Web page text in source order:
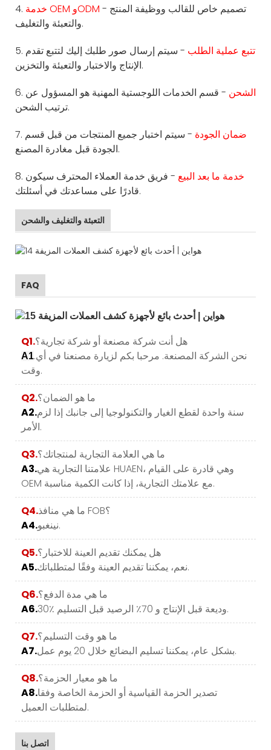
4. خدمة OEM وODM - تصميم خاص للقالب ووظيفة المنتج
والتعبئة والتغليف.
5.
تتبع عملية الطلب - سيتم إرسال صور طلبك إليك لتتبع تقدم
الإنتاج والاختبار والتعبئة والتخزين.
6.
الشحن - قسم الخدمات اللوجستية المهنية هو المسؤول عن
ترتيب الشحن.
7.
ضمان الجودة - سيتم اختبار جميع المنتجات من قبل قسم
الجودة قبل مغادرة المصنع.
8.
خدمة ما بعد البيع - فريق خدمة العملاء المحترف سيكون
قادرًا على مساعدتك في أسئلتك.
التعبئة والتغليف والشحن
FAQ
Q1.هل أنت شركة مصنعة أو شركة تجارية؟
A1.نحن الشركة المصنعة. مرحبا بكم لزيارة مصنعنا في أي
وقت.
Q2.ما هو الضمان؟
A2.سنة واحدة لقطع الغيار والتكنولوجيا إلى جانبك إذا لزم
الأمر.
Q3.ما هي العلامة التجارية لمنتجاتك؟
A3.علامتنا التجارية هي HUAEN، وهي قادرة على القيام
OEM مع علامتك التجارية، إذا كانت الكمية مناسبة.
Q4.
ما هي منافذ FOB؟
A4.
نينغبو.
Q5.هل يمكنك تقديم العينة للاختبار؟
A5.
نعم، يمكننا تقديم العينة وفقًا لمتطلباتك.
Q6.ما هي مدة الدفع؟
A6.
30٪ وديعة قبل الإنتاج و 70٪ الرصيد قبل التسليم.
Q7.ما هو وقت التسليم؟
A7.
بشكل عام، يمكننا تسليم البضائع خلال 20 يوم عمل.
Q8.ما هو معيار الحزمة؟
A8.تصدير الحزمة القياسية أو الحزمة الخاصة وفقا
لمتطلبات العميل.
اتصل بنا